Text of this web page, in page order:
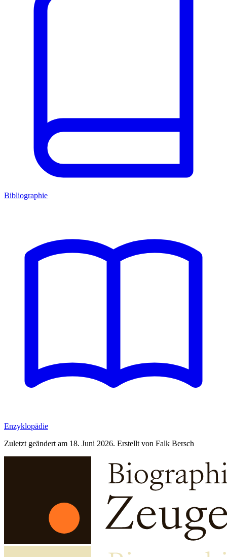
Bibliographie
Enzyklopädie
Zuletzt geändert am 18. Juni 2026. Erstellt von Falk Bersch